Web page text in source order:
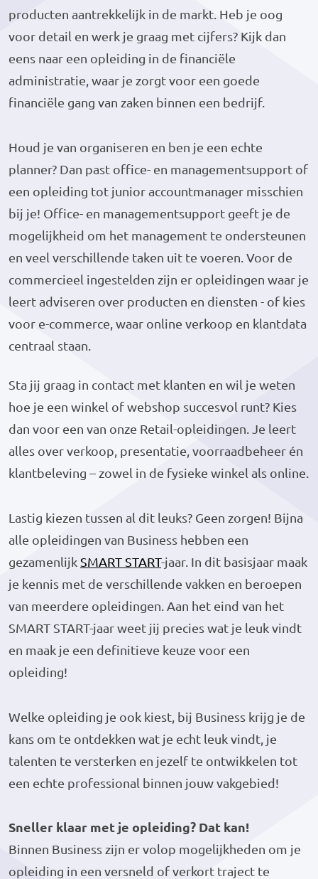
producten aantrekkelijk in de markt. Heb je oog
voor detail en werk je graag met cijfers? Kijk dan
eens naar een opleiding in de financiële
administratie, waar je zorgt voor een goede
financiële gang van zaken binnen een bedrijf.
Houd je van organiseren en ben je een echte
planner? Dan past office- en managementsupport of
een opleiding tot junior accountmanager misschien
bij je! Office- en managementsupport geeft je de
mogelijkheid om het management te ondersteunen
en veel verschillende taken uit te voeren. Voor de
commercieel ingestelden zijn er opleidingen waar je
leert adviseren over producten en diensten - of kies
voor e-commerce, waar online verkoop en klantdata
centraal staan.
Sta jij graag in contact met klanten en wil je weten
hoe je een winkel of webshop succesvol runt? Kies
dan voor een van onze Retail-opleidingen. Je leert
alles over verkoop, presentatie, voorraadbeheer én
klantbeleving – zowel in de fysieke winkel als online.
Lastig kiezen tussen al dit leuks? Geen zorgen! Bijna
alle opleidingen van Business hebben een
gezamenlijk SMART START-jaar. In dit basisjaar maak
je kennis met de verschillende vakken en beroepen
van meerdere opleidingen. Aan het eind van het
SMART START-jaar weet jij precies wat je leuk vindt
en maak je een definitieve keuze voor een
opleiding!
Welke opleiding je ook kiest, bij Business krijg je de
kans om te ontdekken wat je echt leuk vindt, je
talenten te versterken en jezelf te ontwikkelen tot
een echte professional binnen jouw vakgebied!
Sneller klaar met je opleiding? Dat kan!
Binnen Business zijn er volop mogelijkheden om je
opleiding in een versneld of verkort traject te